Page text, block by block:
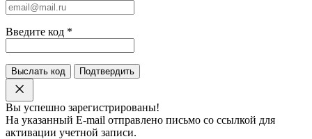
Введите код *
Выслать код Подтвердить
Вы успешно зарегистрированы!
На указанный E-mail отправлено письмо со ссылкой для
активации учетной записи.